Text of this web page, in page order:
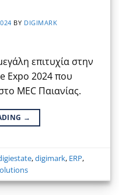
BY DIGIMARK
επιτυχία στην
Expo 2024 που
MEC Παιανίας.
→
,digimark, ERP,